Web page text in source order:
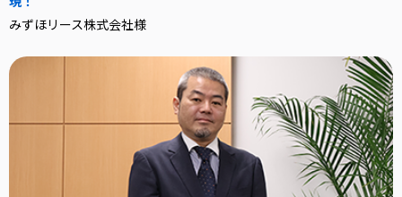
みずほリース株式会社様